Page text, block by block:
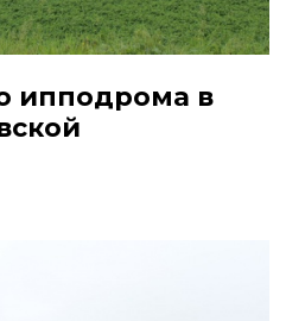
ипподрома в